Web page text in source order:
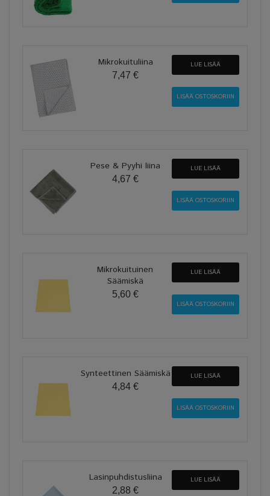
Mikrokuituliina
7,47 €
LUE LISÄÄ
Pese & Pyyhi liina
4,67 €
LUE LISÄÄ
Mikrokuituinen
Säämiskä
5,60 €
LUE LISÄÄ
Synteettinen Säämiskä
4,84 €
LUE LISÄÄ
Lasinpuhdistusliina
2,88 €
LUE LISÄÄ